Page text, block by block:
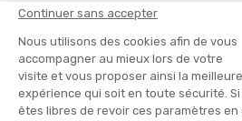
Continuer sans accepter
Nous utilisons des cookies afin de vous
accompagner au mieux lors de votre
visite et vous proposer ainsi la meilleure
expérience qui soit en toute sécurité.
êtes libres de revoir ces paramètres
Suivre mon colis
Infos consommateur
CGU
CGV
Mentions